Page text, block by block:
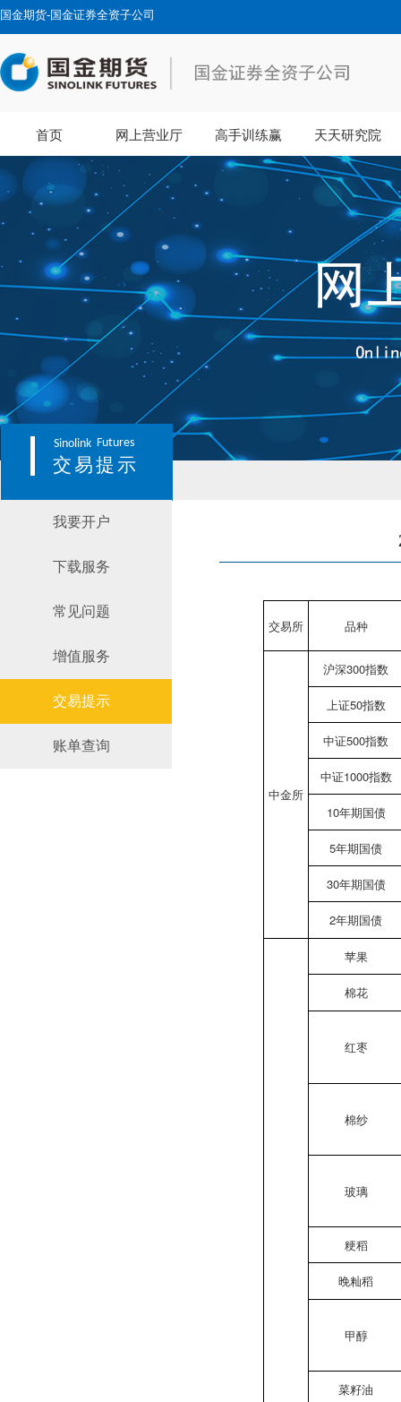
国金期货-国金证券全资子公司
首页 网上营业厅 高手训练赢 天天研究院
Sinolink Futures
交易提示
我要开户
下载服务
常见问题
增值服务
交易提示
账单查询
交易所 品种
中金所
沪深300指数
上证50指数
中证500指数
中证1000指数
10年期国债
5年期国债
30年期国债
2年期国债
苹果
棉花
红枣
棉纱
玻璃
粳稻
晚籼稻
甲醇
菜籽油